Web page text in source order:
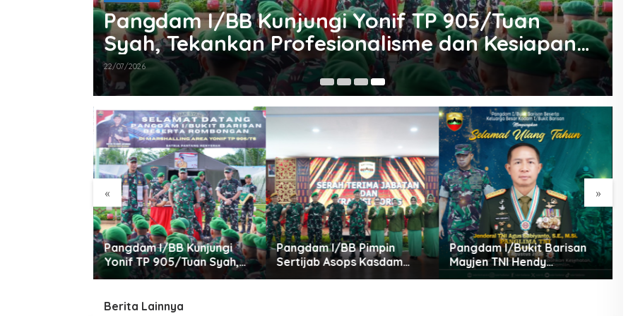
Pangdam I/BB Kunjungi Yonif TP 905/Tuan
Syah, Tekankan Profesionalisme dan Kesiapan
Prajurit
22/07/2026
« »
Pangdam I/BB Kunjungi
Yonif TP 905/Tuan Syah,
Tekankan Profesionalisme
Pangdam I/BB Pimpin
Sertijab Asops Kasdam
Pangdam I/Bukit Barisan
Mayjen TNI Hendy
Antariksa Beserta
Berita Lainnya